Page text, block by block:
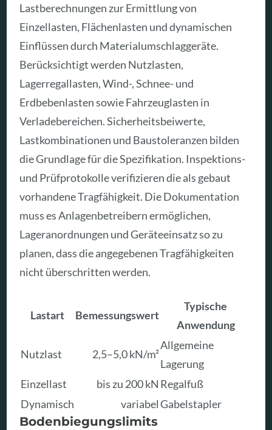
Lastberechnungen zur Ermittlung von
Einzellasten, Flächenlasten und dynamischen
Einflüssen durch Materialumschlaggeräte.
Berücksichtigt werden Nutzlasten,
Lagerregallasten, Wind-, Schnee- und
Erdbebenlasten sowie Fahrzeuglasten in
Verladebereichen. Sicherheitsbeiwerte,
Lastkombinationen und Baustoleranzen bilden
die Grundlage für die Spezifikation. Inspektions-
und Prüfprotokolle verifizieren die als gebaut
vorhandene Tragfähigkeit. Die Dokumentation
muss es Anlagenbetreibern ermöglichen,
Lageranordnungen und Geräteeinsatz so zu
planen, dass die angegebenen Tragfähigkeiten
nicht überschritten werden.
Lastart Bemessungswert
Typische
Anwendung
Nutzlast 2,5–5,0 kN/m²
Allgemeine
Lagerung
Einzellast
bis zu 200 kN Regalfuß
Dynamisch
variabel Gabelstapler
Bodenbiegungslimits